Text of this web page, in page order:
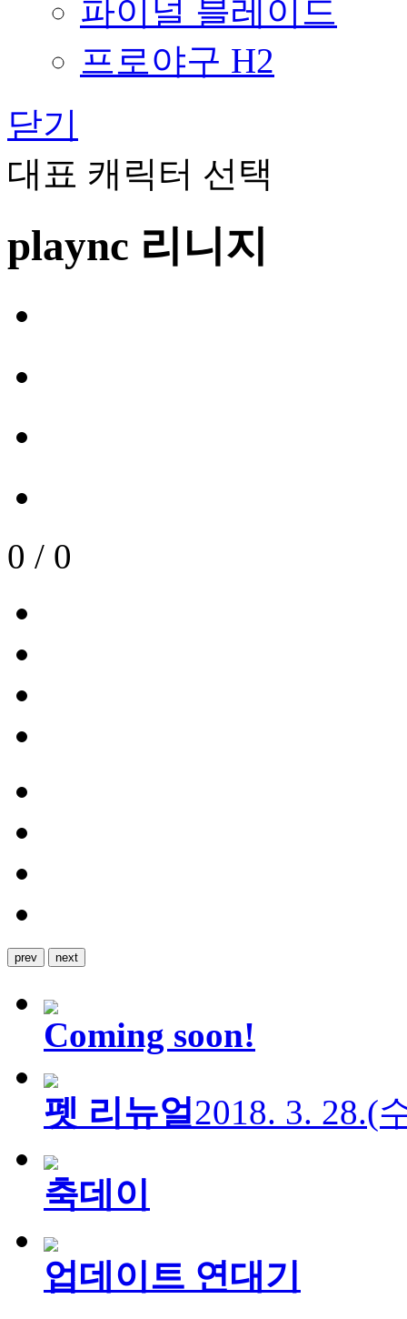
파이널 블레이드
프로야구 H2
닫기
대표 캐릭터 선택
plaync 리니지
0 / 0
prev next
Coming soon!
펫 리뉴얼2018. 3. 28.(
축데이
업데이트 연대기